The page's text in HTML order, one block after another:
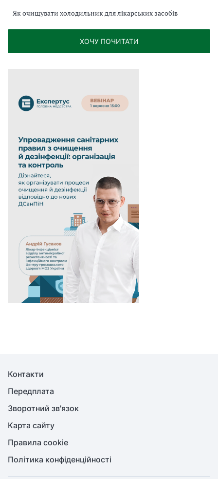
Як очищувати холодильник для лікарських засобів
ХОЧУ ПОЧИТАТИ
Контакти
Передплата
Зворотний зв'язок
Карта сайту
Правила cookie
Політика конфіденційності